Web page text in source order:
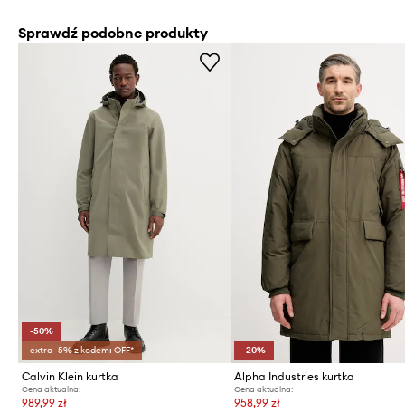
Sprawdź podobne produkty
-50%
extra -5% z kodem: OFF*
Calvin Klein kurtka
Cena aktualna:
989,99 zł
-20%
Alpha Industries kurtka
Cena aktualna:
958,99 zł